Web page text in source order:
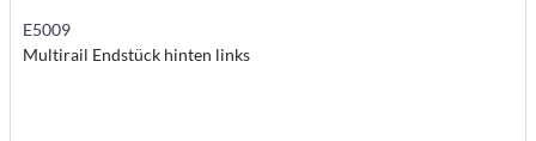
E5009
Multirail Endstück hinten links